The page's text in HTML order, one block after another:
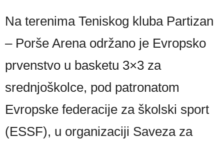
Na terenima Teniskog kluba Partizan
– Porše Arena održano je Evropsko
prvenstvo u basketu 3×3 za
srednjoškolce, pod patronatom
Evropske federacije za školski sport
(ESSF), u organizaciji Saveza za